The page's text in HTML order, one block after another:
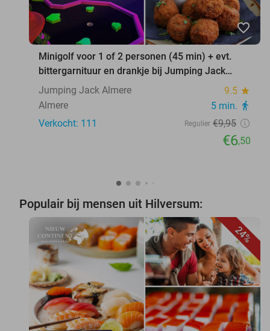
favorite_border
Minigolf voor 1 of 2 personen (45 min) + evt.
bittergarnituur en drankje bij Jumping Jack
Almere
Jumping Jack Almere 9.5 star
Almere 5 min. directions_walk
Verkocht: 111 Regulier €9,95
€6,50
Populair bij mensen uit Hilversum:
24%